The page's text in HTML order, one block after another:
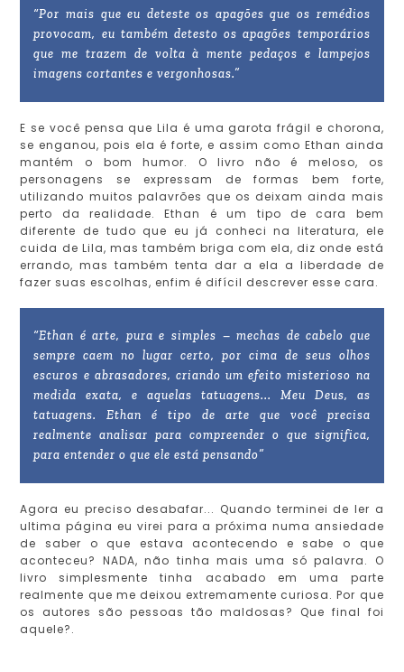
“Por mais que eu deteste os apagões que os remédios
provocam, eu também detesto os apagões temporários
que me trazem de volta à mente pedaços e lampejos
imagens cortantes e vergonhosas.”
E se você pensa que Lila é uma garota frágil e chorona,
se enganou, pois ela é forte, e assim como Ethan ainda
mantém o bom humor. O livro não é meloso, os
personagens se expressam de formas bem forte,
utilizando muitos palavrões que os deixam ainda mais
perto da realidade. Ethan é um tipo de cara bem
diferente de tudo que eu já conheci na literatura, ele
cuida de Lila, mas também briga com ela, diz onde está
errando, mas também tenta dar a ela a liberdade de
fazer suas escolhas, enfim é difícil descrever esse cara.
“Ethan é arte, pura e simples – mechas de cabelo que
sempre caem no lugar certo, por cima de seus olhos
escuros e abrasadores, criando um efeito misterioso na
medida exata, e aquelas tatuagens... Meu Deus, as
tatuagens. Ethan é tipo de arte que você precisa
realmente analisar para compreender o que significa,
para entender o que ele está pensando”
Agora eu preciso desabafar... Quando terminei de ler a
ultima página eu virei para a próxima numa ansiedade
de saber o que estava acontecendo e sabe o que
aconteceu? NADA, não tinha mais uma só palavra. O
livro simplesmente tinha acabado em uma parte
realmente que me deixou extremamente curiosa. Por que
os autores são pessoas tão maldosas? Que final foi
aquele?.